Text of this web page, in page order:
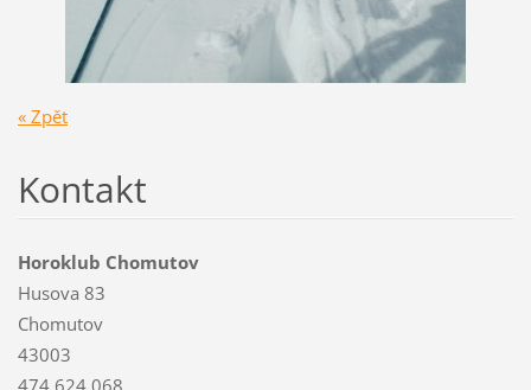
« Zpět
Kontakt
Horoklub Chomutov
Husova 83
Chomutov
43003
474 624 068